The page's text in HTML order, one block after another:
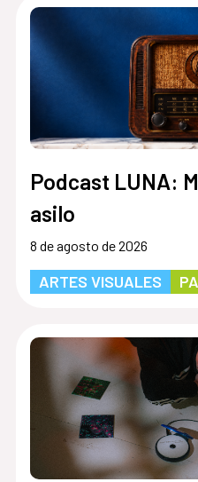
Podcast LUNA:
asilo
8 de agosto de 2026
ARTES VISUALES